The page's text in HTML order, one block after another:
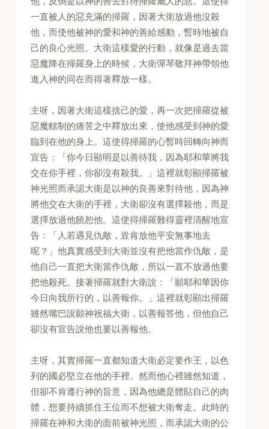
一直被人的惡充滿的掃羅，因著大衛放過他沒殺
他，而使他被神的愛和神的善給感動，暫時地被自
己的良心光照。大衛這樣愛的行動，就像是過去當
惡魔降在掃羅身上的時候，大衛彈琴敬拜神帶領他
進入神的同在而得著釋放一樣。
主呀，因著大衛這樣捨己的愛，再一次把掃羅從被
惡魔轄制的痛苦之中釋放出來，使他感受到神的愛
臨到在他的身上。這使得掃羅的心暫時回轉向神而
宣告：「你今日顯明是以善待我，因為耶和華將我
交在你手裡，你卻沒有殺我。」這裡就彰顯掃羅被
神光照而承認大衛是以神的良善來對待他，因為神
將他交在大衛的手裡，大衛卻沒有選擇殺他，而是
選擇放過他饒恕他。這使得掃羅難得靈裡清醒地宣
告：「人若遇見仇敵，豈肯放他平安無事地去
呢？」他真實感受到大衛並沒有把他當作仇敵，是
他自己一直把大衛當作仇敵，所以一直不放過他要
把他殺死。接著掃羅就對大衛說：「願耶和華因你
今日向我所行的，以善報你。」這裡就彰顯出掃羅
雖然嘴巴說願神祝福大衛，以善報答他，但他自己
卻沒有宣告說他也要以善報他。
主呀，其實掃羅一直都知道大衛必定要作王，以色
列的國必堅立在他的手裡。然而他心裡雖然知道，
但卻不肯遵行神的旨意，因為他總是體貼自己的肉
體，想要持續抓住王位而不想被大衛奪走。此時的
掃羅在神和大衛的面前被神光照，而承認大衛的公